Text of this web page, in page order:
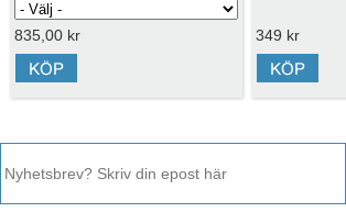
835,00 kr 349 kr